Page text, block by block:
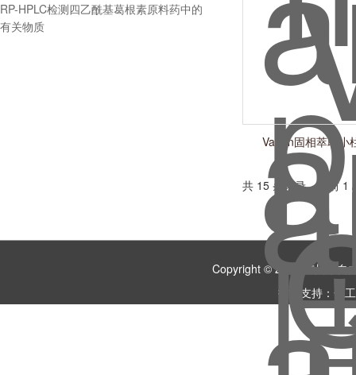
RP-HPLC检测四乙酰基葛根素原料药中的
有关物质
Varian固相萃取小
共 15 条记录，当前
Copyright © 2018 广州市
技术支持： 化